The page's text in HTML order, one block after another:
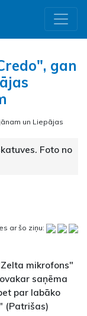
gan
Foto no
ar šo ziņu:
mikrofons"
saņēma
par labāko
(Patrišas)